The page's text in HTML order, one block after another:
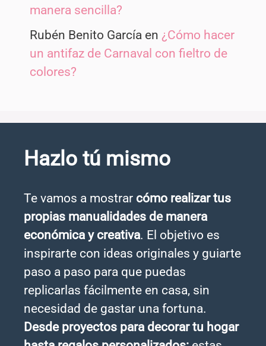
manera sencilla?
Rubén Benito García en ¿Cómo hacer
un antifaz de Carnaval con fieltro de
colores?
Hazlo tú mismo
Te vamos a mostrar cómo realizar tus
propias manualidades de manera
económica y creativa. El objetivo es
inspirarte con ideas originales y guiarte
paso a paso para que puedas
replicarlas fácilmente en casa, sin
necesidad de gastar una fortuna.
Desde proyectos para decorar tu hogar